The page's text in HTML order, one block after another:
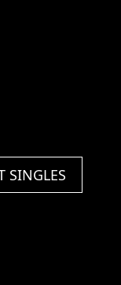
SINGLES